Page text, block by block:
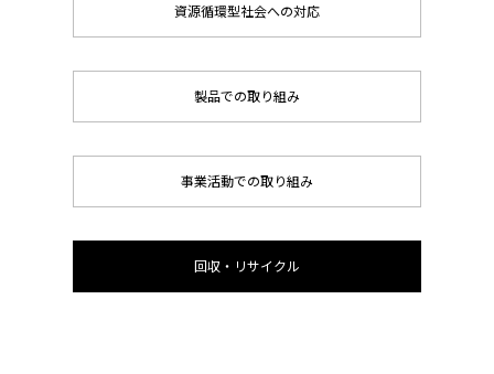
資源循環型社会への対応
製品での取り組み
事業活動での取り組み
回収・リサイクル